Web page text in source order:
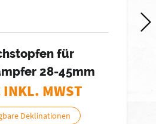
für
28-45mm
INKL. MWST
Deklinationen